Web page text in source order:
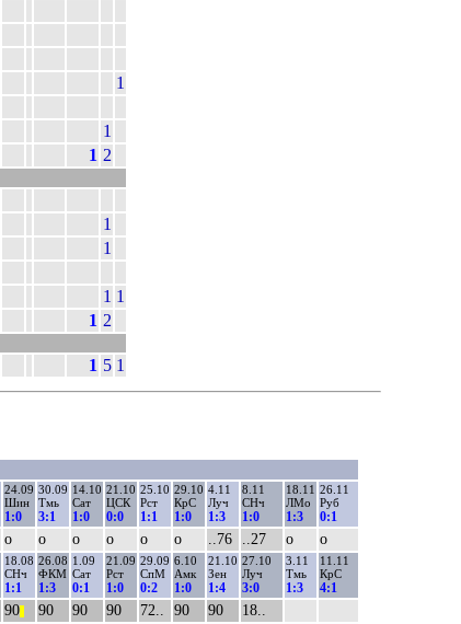
1
1
1 2
1
1
1 1
1 2
1 5 1
24.09
Шин
1:0
30.09
Тмь
3:1
14.10
Сат
1:0
21.10
ЦСК
0:0
25.10
Рст
1:1
29.10
КрС
1:0
4.11
Луч
1:3
8.11
СНч
1:0
18.11
ЛМо
1:3
26.11
Руб
0:1
о о о о о о ..76 ..27 о о
18.08
СНч
1:1
26.08
ФКМ
1:3
1.09
Сат
0:1
21.09
Рст
1:0
29.09
СпМ
0:2
6.10
Амк
1:0
21.10
Зен
1:4
27.10
Луч
3:0
3.11
Тмь
1:3
11.11
КрС
4:1
90 90 90 90 72.. 90 90 18..